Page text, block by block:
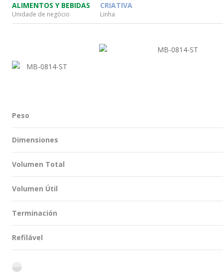
ALIMENTOS Y BEBIDAS
Unidade de negócio
CRIATIVA
Linha
Peso
Dimensiones
Volumen Total
Volumen Útil
Terminación
Refilável
flint